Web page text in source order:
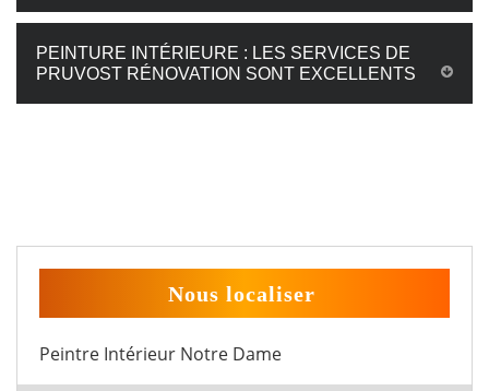
PEINTURE INTÉRIEURE : LES SERVICES DE
PRUVOST RÉNOVATION SONT EXCELLENTS
Nous localiser
Peintre Intérieur Notre Dame